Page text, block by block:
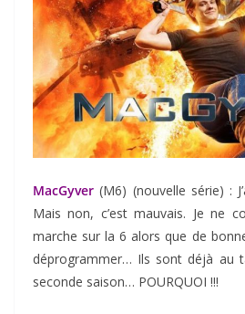
MacGyver (M6) (nouvelle série) :
Mais non, c’est mauvais. Je ne
marche sur la 6 alors que de
déprogrammer… Ils sont déjà au
seconde saison… POURQUOI !!!